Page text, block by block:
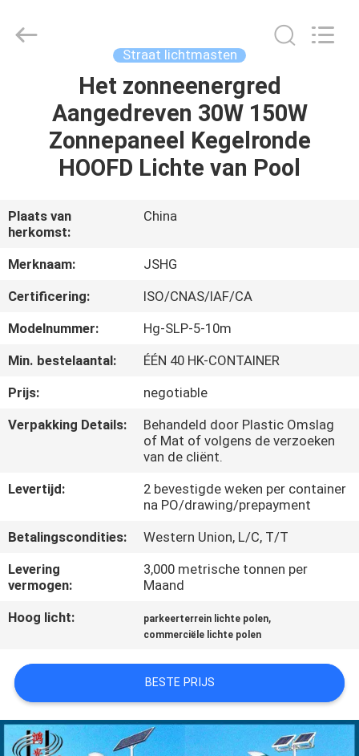
PRODUCTEN
VR-
SHOW
ONGEVEER
FABRIEKSREIS
KWALITEITSCONTROLE
CONTACTEER
ONS
NIEUWS
VERZOEK
CITAAT
SITEMAP
co.,ltd.
Straat lichtmasten
Het zonneenergred
Aangedreven 30W 150W
Zonnepaneel Kegelronde
HOOFD Lichte van Pool
Plaats van
herkomst:
China
Merknaam:
JSHG
Certificering:
ISO/CNAS/IAF/CA
Modelnummer:
Hg-SLP-5-10m
Min. bestelaantal:
ÉÉN 40 HK-CONTAINER
Prijs:
negotiable
Verpakking Details:
Behandeld door Plastic Omslag
of Mat of volgens de verzoeken
van de cliënt.
Levertijd:
2 bevestigde weken per container
na PO/drawing/prepayment
Betalingscondities:
Western Union, L/C, T/T
Levering
vermogen:
3,000 metrische tonnen per
Maand
Hoog licht:
parkeerterrein lichte polen,
commerciële lichte polen
BESTE PRIJS